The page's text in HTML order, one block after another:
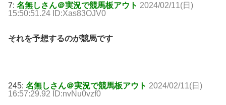
7: 名無しさん＠実況で競馬板アウト 2024/02/11(日)
15:50:51.24 ID:Xas83OJV0
それを予想するのが競馬です
245: 名無しさん＠実況で競馬板アウト 2024/02/11(日)
16:57:29.92 ID:nvNu0vzf0